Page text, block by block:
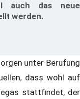
auch das neue
werden.
unter Berufung
dass wohl auf
stattfindet, der